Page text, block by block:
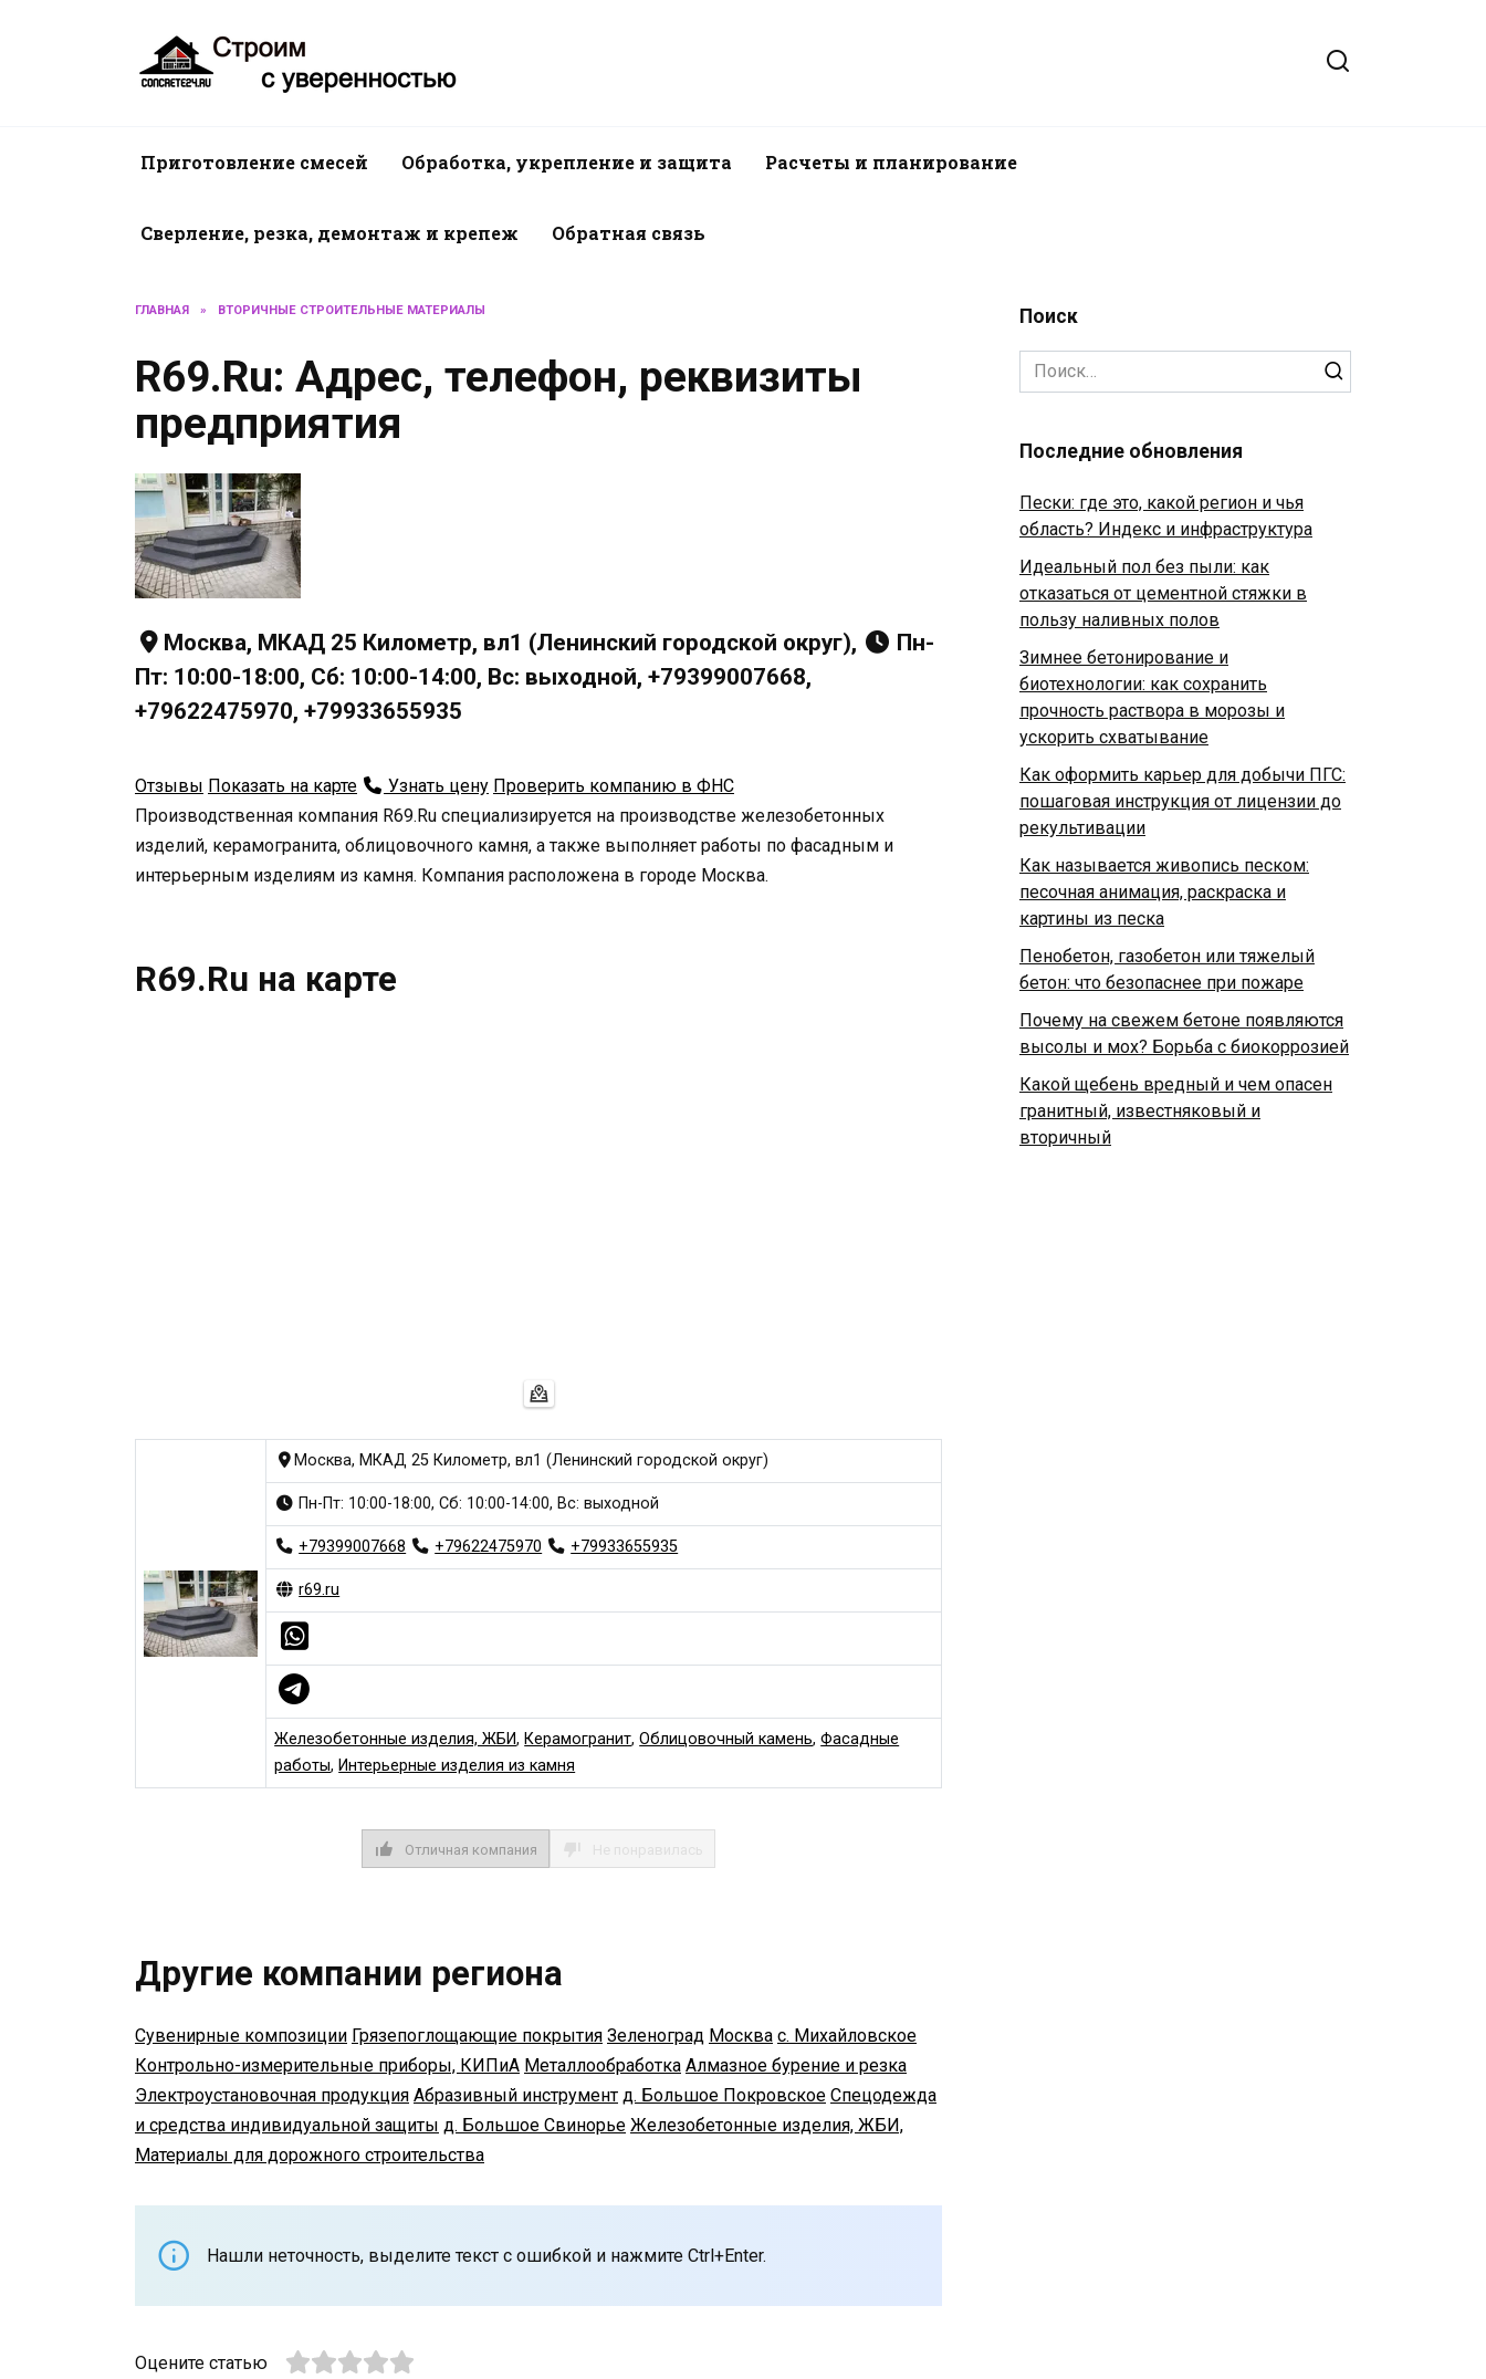
Приготовление смесей Обработка, укрепление и защита Расчеты и планирование
Сверление, резка, демонтаж и крепеж Обратная связь
ГЛАВНАЯ » ВТОРИЧНЫЕ СТРОИТЕЛЬНЫЕ МАТЕРИАЛЫ
R69.Ru: Адрес, телефон, реквизиты
предприятия
Москва, МКАД 25 Километр, вл1 (Ленинский городской округ),
Пн-
Пт: 10:00-18:00, Сб: 10:00-14:00, Вс: выходной, +79399007668,
+79622475970, +79933655935
Отзывы Показать на карте Узнать цену Проверить компанию в ФНС
Производственная компания R69.Ru специализируется на производстве железобетонных
изделий, керамогранита, облицовочного камня, а также выполняет работы по фасадным и
интерьерным изделиям из камня. Компания расположена в городе Москва.
R69.Ru на карте
Москва, МКАД 25 Километр, вл1 (Ленинский городской округ)
Пн-Пт: 10:00-18:00, Сб: 10:00-14:00, Вс: выходной
+79399007668 +79622475970 +79933655935
r69.ru
Железобетонные изделия, ЖБИ, Керамогранит,Облицовочный камень,Фасадные
работы, Интерьерные изделия из камня
Отличная компания
Другие компании региона
Сувенирные композиции Грязепоглощающие покрытия Зеленоград Москва с. Михайловское
Контрольно-измерительные приборы, КИПиА Металлообработка Алмазное бурение и резка
Электроустановочная продукция Абразивный инструмент д. Большое Покровское Спецодежда
и средства индивидуальной защиты д. Большое Свинорье Железобетонные изделия, ЖБИ,
Материалы для дорожного строительства
Нашли неточность, выделите текст с ошибкой и нажмите Ctrl+Enter.
Оцените статью
Поиск
Search
for:
Последние обновления
Пески: где это, какой регион и чья
область? Индекс и инфраструктура
Идеальный пол без пыли: как
отказаться от цементной стяжки в
пользу наливных полов
Зимнее бетонирование и
биотехнологии: как сохранить
прочность раствора в морозы и
ускорить схватывание
Как оформить карьер для добычи ПГС:
пошаговая инструкция от лицензии до
рекультивации
Как называется живопись песком:
песочная анимация, раскраска и
картины из песка
Пенобетон, газобетон или тяжелый
бетон: что безопаснее при пожаре
Почему на свежем бетоне появляются
высолы и мох? Борьба с биокоррозией
Какой щебень вредный и чем опасен
гранитный, известняковый и
вторичный